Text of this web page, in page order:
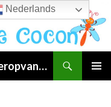
Kinderopvang De Cocon – Kinderopvang van 07:00 tot 19:00 uur in Klundert!
Nederlands